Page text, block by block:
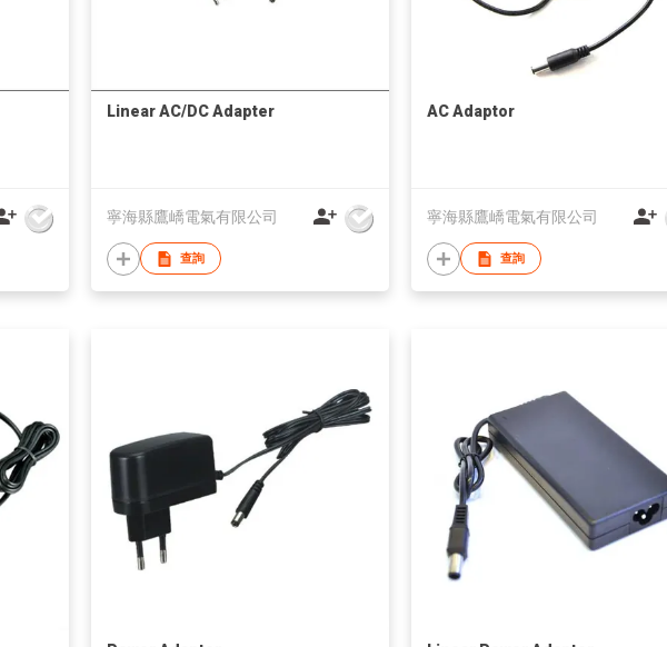
Linear AC/DC Adapter
寧海縣鷹嶠電氣有限公司
查詢
AC Adaptor
寧海縣鷹嶠電氣有限公司
查詢